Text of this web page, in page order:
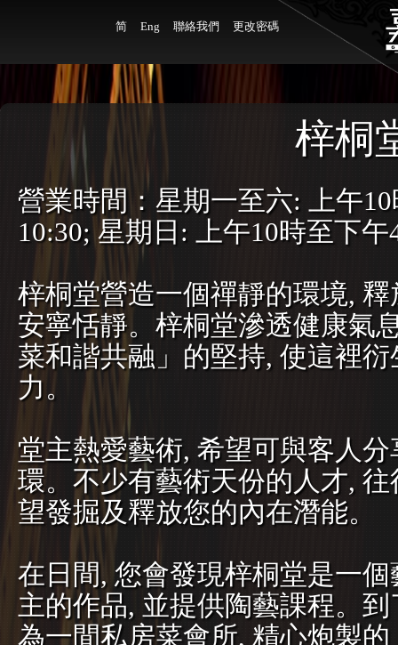
简 Eng 聯絡我們 更改密碼
梓桐
營業時間：星期一至六: 上午
10:30; 星期日: 上午10時至下午
梓桐堂營造一個禪靜的環境,
安寧恬靜。梓桐堂滲透健康氣
菜和諧共融」的堅持, 使這裡
力。
堂主熱愛藝術, 希望可與客人
環。不少有藝術天份的人才,
望發掘及釋放您的內在潛能。
在日間, 您會發現梓桐堂是一
主的作品, 並提供陶藝課程。
為一間私房菜會所, 精心炮製